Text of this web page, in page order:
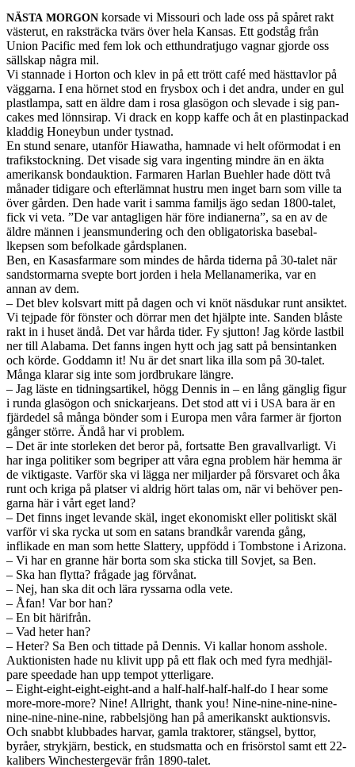
NÄSTA MORGON kor­sade vi Mis­souri och lade oss på spåret rakt
västerut, en rak­sträcka tvärs över hela Kansas. Ett god­ståg från
Union Pacific med fem lok och etthun­dratjugo vagnar gjorde oss
säll­skap några mil.
Vi stan­nade i Hor­ton och klev in på ett trött café med häst­tavlor på
väg­garna. I ena hör­net stod en frys­box och i det andra, under en gul
plas­t­lampa, satt en äldre dam i rosa glasö­gon och sle­vade i sig pan­
cakes med lönnsirap. Vi drack en kopp kaffe och åt en plas­tin­packad
klad­dig Hon­ey­bun under tyst­nad.
En stund senare, utan­för Hiawatha, ham­nade vi helt oför­mo­dat i en
trafik­stock­n­ing. Det visade sig vara ingent­ing min­dre än en äkta
amerikansk bon­dauk­tion. Far­maren Har­lan Buehler hade dött två
månader tidi­gare och efter­läm­nat hus­tru men inget barn som ville ta
över går­den. Den hade varit i samma familjs ägo sedan 1800-talet,
fick vi veta. ”De var antagli­gen här före indi­an­erna”, sa en av de
äldre män­nen i jeans­munder­ing och den oblig­a­toriska base­bal­
lkepsen som befolkade gård­spla­nen.
Ben, en Kasas­far­mare som min­des de hårda tiderna på 30-talet när
sand­stor­marna svepte bort jor­den i hela Mel­lanamerika, var en
annan av dem.
– Det blev kolsvart mitt på dagen och vi knöt näs­dukar runt ansik­tet.
Vi tej­pade för fön­ster och dör­rar men det hjälpte inte. Sanden blåste
rakt in i huset ändå. Det var hårda tider. Fy sjut­ton! Jag körde last­bil
ner till Alabama. Det fanns ingen hytt och jag satt på bensin­tanken
och körde. God­damn it! Nu är det snart lika illa som på 30-talet.
Många klarar sig inte som jord­brukare län­gre.
– Jag läste en tid­ningsar­tikel, högg Den­nis in – en lång gäng­lig figur
i runda glasö­gon och snickar­jeans. Det stod att vi i USA bara är en
fjärd­edel så många bön­der som i Europa men våra farmer är fjor­ton
gånger större. Ändå har vi prob­lem.
– Det är inte stor­leken det beror på, fort­satte Ben graval­l­varligt. Vi
har inga poli­tiker som begriper att våra egna prob­lem här hemma är
de vik­ti­gaste. Var­för ska vi lägga ner mil­jarder på försvaret och åka
runt och kriga på platser vi aldrig hört talas om, när vi behöver pen­
garna här i vårt eget land?
– Det finns inget levande skäl, inget ekonomiskt eller poli­tiskt skäl
var­för vi ska rycka ut som en satans brand­kår varenda gång,
inflikade en man som hette Slat­tery, uppfödd i Tomb­stone i Ari­zona.
– Vi har en granne här borta som ska sticka till Sov­jet, sa Ben.
– Ska han fly­tta? frå­gade jag förvå­nat.
– Nej, han ska dit och lära rys­sarna odla vete.
– Åfan! Var bor han?
– En bit härifrån.
– Vad heter han?
– Heter? Sa Ben och tit­tade på Den­nis. Vi kallar honom ass­hole.
Auk­tion­is­ten hade nu klivit upp på ett flak och med fyra med­hjäl­
pare speedade han upp tem­pot ytterli­gare.
– Eight-eight-eight-eight-and a half-half-half-half-do I hear some
more-more-more? Nine! All­right, thank you! Nine-nine-nine-nine-
nine-nine-nine-nine, rabbel­sjöng han på amerikan­skt auk­tionsvis.
Och snabbt klub­bades har­var, gamla trak­torer, stängsel, byt­tor,
byråer, strykjärn, bestick, en studs­matta och en frisörstol samt ett 22-
kalibers Win­ches­tergevär från 1890-talet.